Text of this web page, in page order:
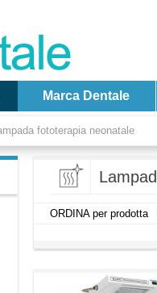
Marca Dentale
fototerapia neonatale
ORDINA per prodotta